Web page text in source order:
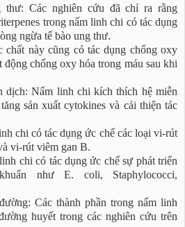
Các nghiên cứu đã chỉ ra rằng
trong nấm linh chi có tác dụng
ngừa tế bào ung thư.
chất này cũng có tác dụng chống oxy
động chống oxy hóa trong máu sau khi
dịch: Nấm linh chi kích thích hệ miễn
sản xuất cytokines và cải thiện tác
chi có tác dụng ức chế các loại vi-rút
vi-rút viêm gan B.
chi có tác dụng ức chế sự phát triển
như E. coli, Staphylococci,
Các thành phần trong nấm linh
huyết trong các nghiên cứu trên